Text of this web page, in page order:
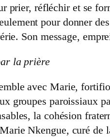
prier, réfléchir et se
pour donner
Son message,
la prière
avec Marie,
groupes paroissiaux
la cohésion
Nkengue, curé